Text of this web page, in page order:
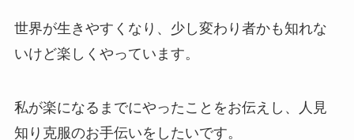
世界が生きやすくなり、少し変わり者かも知れな
いけど楽しくやっています。
私が楽になるまでにやったことをお伝えし、人見
知り克服のお手伝いをしたいです。